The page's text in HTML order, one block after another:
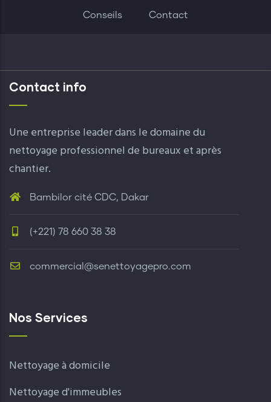
Conseils Contact
Contact info
Une entreprise leader dans le domaine du
nettoyage professionnel de bureaux et après
chantier.
Bambilor cité CDC, Dakar
(+221) 78 660 38 38
commercial@senettoyagepro.com
Nos Services
Nettoyage à domicile
Nettoyage d'immeubles